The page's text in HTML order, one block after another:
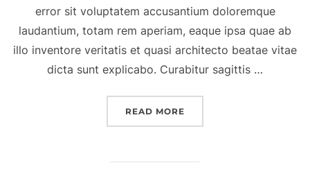
error sit voluptatem accusantium doloremque
laudantium, totam rem aperiam, eaque ipsa quae ab
illo inventore veritatis et quasi architecto beatae vitae
dicta sunt explicabo. Curabitur sagittis …
READ MORE